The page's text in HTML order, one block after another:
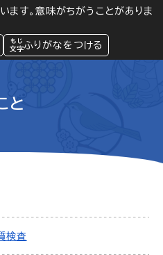
ます。意味がちがうことがありま
ふりがなをつける
閲覧支援
緊急情報
と
検査